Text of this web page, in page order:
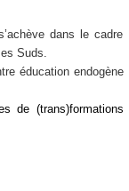
dans le cadre
Suds.
éducation endogène
de (trans)formations